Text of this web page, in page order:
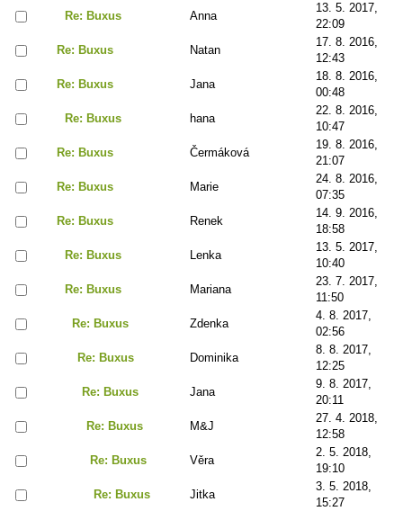
Re: Buxus
Anna
13. 5. 2017,
22:09
Re: Buxus
Natan
17. 8. 2016,
12:43
Re: Buxus
Jana
18. 8. 2016,
00:48
Re: Buxus
hana
22. 8. 2016,
10:47
Re: Buxus
Čermáková
19. 8. 2016,
21:07
Re: Buxus
Marie
24. 8. 2016,
07:35
Re: Buxus
Renek
14. 9. 2016,
18:58
Re: Buxus
Lenka
13. 5. 2017,
10:40
Re: Buxus
Mariana
23. 7. 2017,
11:50
Re: Buxus
Zdenka
4. 8. 2017,
02:56
Re: Buxus
Dominika
8. 8. 2017,
12:25
Re: Buxus
Jana
9. 8. 2017,
20:11
Re: Buxus
M&J
27. 4. 2018,
12:58
Re: Buxus
Věra
2. 5. 2018,
19:10
Re: Buxus
Jitka
3. 5. 2018,
15:27